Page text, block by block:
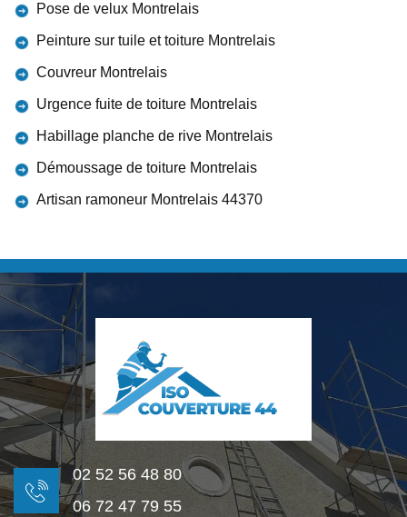
Pose de velux Montrelais
Peinture sur tuile et toiture Montrelais
Couvreur Montrelais
Urgence fuite de toiture Montrelais
Habillage planche de rive Montrelais
Démoussage de toiture Montrelais
Artisan ramoneur Montrelais 44370
02 52 56 48 80
06 72 47 79 55